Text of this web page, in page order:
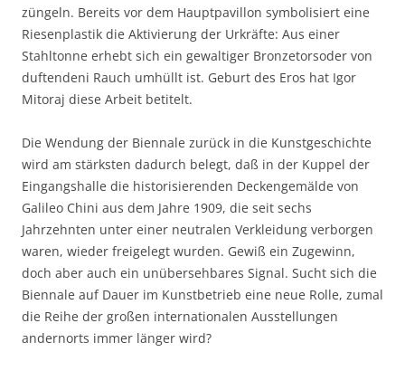
züngeln. Bereits vor dem Hauptpavillon symbolisiert eine
Riesenplastik die Aktivierung der Urkräfte: Aus einer
Stahltonne erhebt sich ein gewaltiger Bronzetorsoder von
duftendeni Rauch umhüllt ist. Geburt des Eros hat Igor
Mitoraj diese Arbeit betitelt.
Die Wendung der Biennale zurück in die Kunstgeschichte
wird am stärksten dadurch belegt, daß in der Kuppel der
Eingangshalle die historisierenden Deckengemälde von
Galileo Chini aus dem Jahre 1909, die seit sechs
Jahrzehnten unter einer neutralen Verkleidung verborgen
waren, wieder freigelegt wurden. Gewiß ein Zugewinn,
doch aber auch ein unübersehbares Signal. Sucht sich die
Biennale auf Dauer im Kunstbetrieb eine neue Rolle, zumal
die Reihe der großen internationalen Ausstellungen
andernorts immer länger wird?